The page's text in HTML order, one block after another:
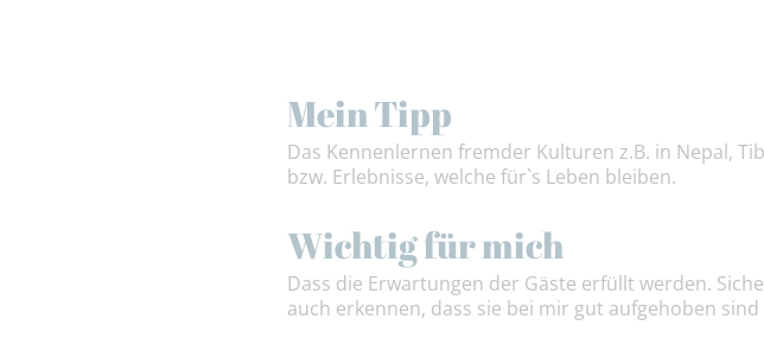
Mein Tipp
Das Kennenlernen fremder Kulturen z.B. in Nepal,
bzw. Erlebnisse, welche für`s Leben bleiben.
Wichtig für mich
Dass die Erwartungen der Gäste erfüllt werden.
auch erkennen, dass sie bei mir gut aufgehoben